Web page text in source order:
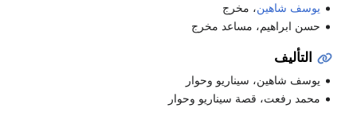
يوسف شاهين، مخرج
حسن ابراهيم، مساعد مخرج
التأليف
يوسف شاهين، سيناريو وحوار
محمد رفعت، قصة سيناريو وحوار